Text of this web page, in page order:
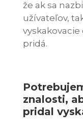
že ak sa
užívateľov,
pridá.
znalosti,
pridal